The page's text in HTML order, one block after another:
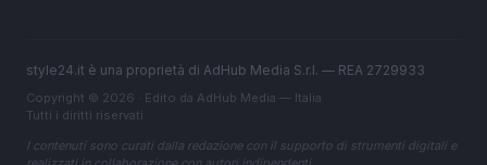
style24.it è una proprietà di AdHub Media S.r.l. — REA 2729933
Copyright © 2026 · Edito da AdHub Media — Italia
Tutti i diritti riservati
I contenuti sono curati dalla redazione con il supporto di strumenti digitali e